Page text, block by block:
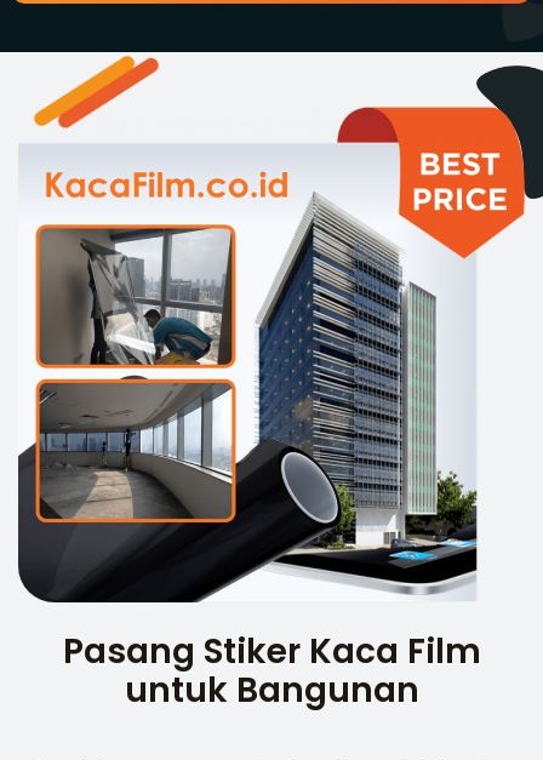
Pasang Stiker Kaca Film
untuk Bangunan